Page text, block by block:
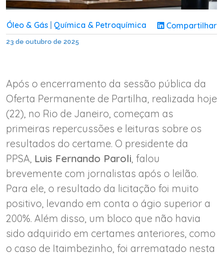
Óleo & Gás Química & Petroquímica Compartilhar
23 de outubro de 2025
Após o encerramento da sessão pública da
Oferta Permanente de Partilha, realizada hoje
(22), no Rio de Janeiro, começam as
primeiras repercussões e leituras sobre os
resultados do certame. O presidente da
PPSA, Luis Fernando Paroli , falou
brevemente com jornalistas após o leilão.
Para ele, o resultado da licitação foi muito
positivo, levando em conta o ágio superior a
200%. Além disso, um bloco que não havia
sido adquirido em certames anteriores, como
o caso de Itaimbezinho, foi arrematado nesta